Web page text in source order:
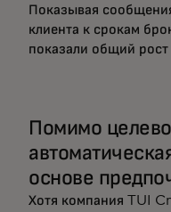
Показывая
клиента к срокам
показали общий рост
Помимо
основе
Хотя компания TUI